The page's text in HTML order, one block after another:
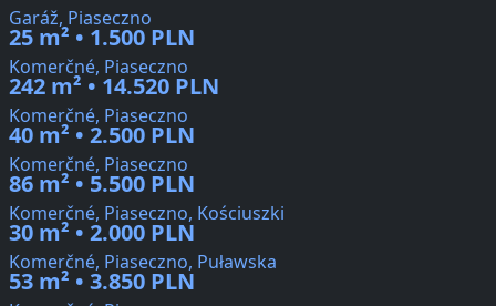
Garáž, Piaseczno
25 m² • 1.500 PLN
Komerčné, Piaseczno
242 m² • 14.520 PLN
Komerčné, Piaseczno
40 m² • 2.500 PLN
Komerčné, Piaseczno
86 m² • 5.500 PLN
Komerčné, Piaseczno, Kościuszki
30 m² • 2.000 PLN
Komerčné, Piaseczno, Puławska
53 m² • 3.850 PLN